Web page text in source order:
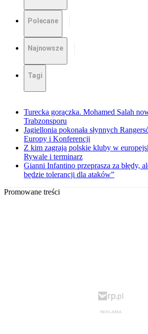
Polecane
Najnowsze
Tagi
Turecka gorączka. Mohamed Salah
Trabzonsporu
Jagiellonia pokonała słynnych
Europy i Konferencji
Z kim zagrają polskie kluby w
Rywale i terminarz
Gianni Infantino przeprasza za błędy,
będzie tolerancji dla ataków”
Promowane treści